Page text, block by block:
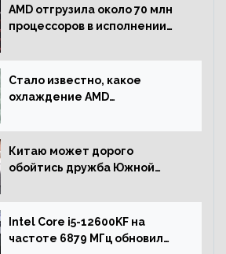
AMD отгрузила около 70 млн
процессоров в исполнении
Стало известно, какое
охлаждение AMD
процессора Ryzen 7000 до 5.5
ГГц
Китаю может дорого
обойтись дружба Южной
Intel Core i5-12600KF на
частоте 6879 МГц обновил